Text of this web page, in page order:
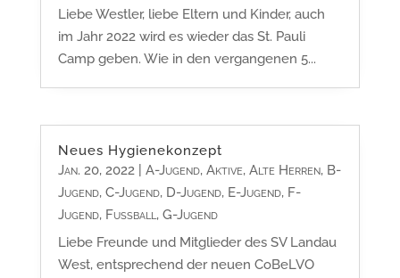
Liebe Westler, liebe Eltern und Kinder, auch
im Jahr 2022 wird es wieder das St. Pauli
Camp geben. Wie in den vergangenen 5...
Neues Hygienekonzept
Jan. 20, 2022| A-Jugend, Aktive, Alte Herren, B-
Jugend, C-Jugend, D-Jugend, E-Jugend, F-
Jugend, Fußball, G-Jugend
Liebe Freunde und Mitglieder des SV Landau
West, entsprechend der neuen CoBeLVO